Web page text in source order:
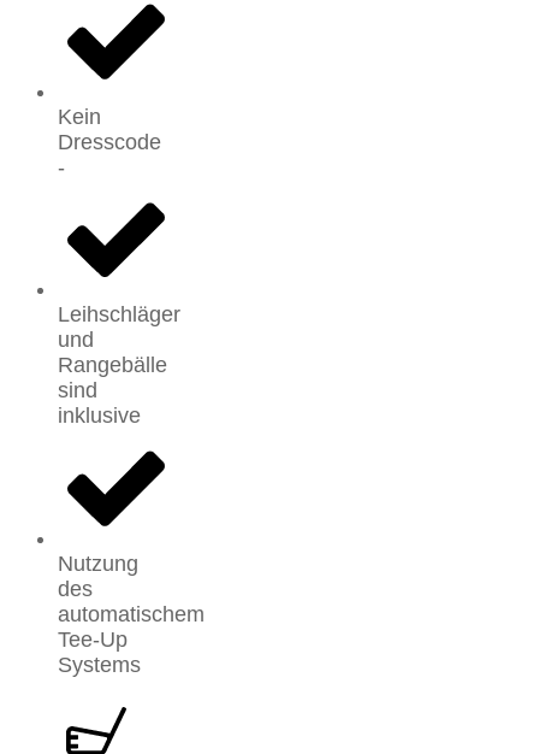
Kein
Dresscode
-
Leihschläger
und
Rangebälle
sind
inklusive
Nutzung
des
automatischem
Tee-Up
Systems